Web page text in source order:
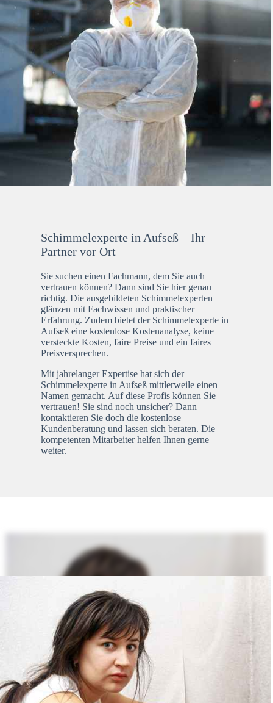
Schimmelexperte in Aufseß – Ihr
Partner vor Ort
Sie suchen einen Fachmann, dem Sie auch
vertrauen können? Dann sind Sie hier genau
richtig. Die ausgebildeten Schimmelexperten
glänzen mit Fachwissen und praktischer
Erfahrung. Zudem bietet der Schimmelexperte in
Aufseß eine kostenlose Kostenanalyse, keine
versteckte Kosten, faire Preise und ein faires
Preisversprechen.
Mit jahrelanger Expertise hat sich der
Schimmelexperte in Aufseß mittlerweile einen
Namen gemacht. Auf diese Profis können Sie
vertrauen! Sie sind noch unsicher? Dann
kontaktieren Sie doch die kostenlose
Kundenberatung und lassen sich beraten. Die
kompetenten Mitarbeiter helfen Ihnen gerne
weiter.